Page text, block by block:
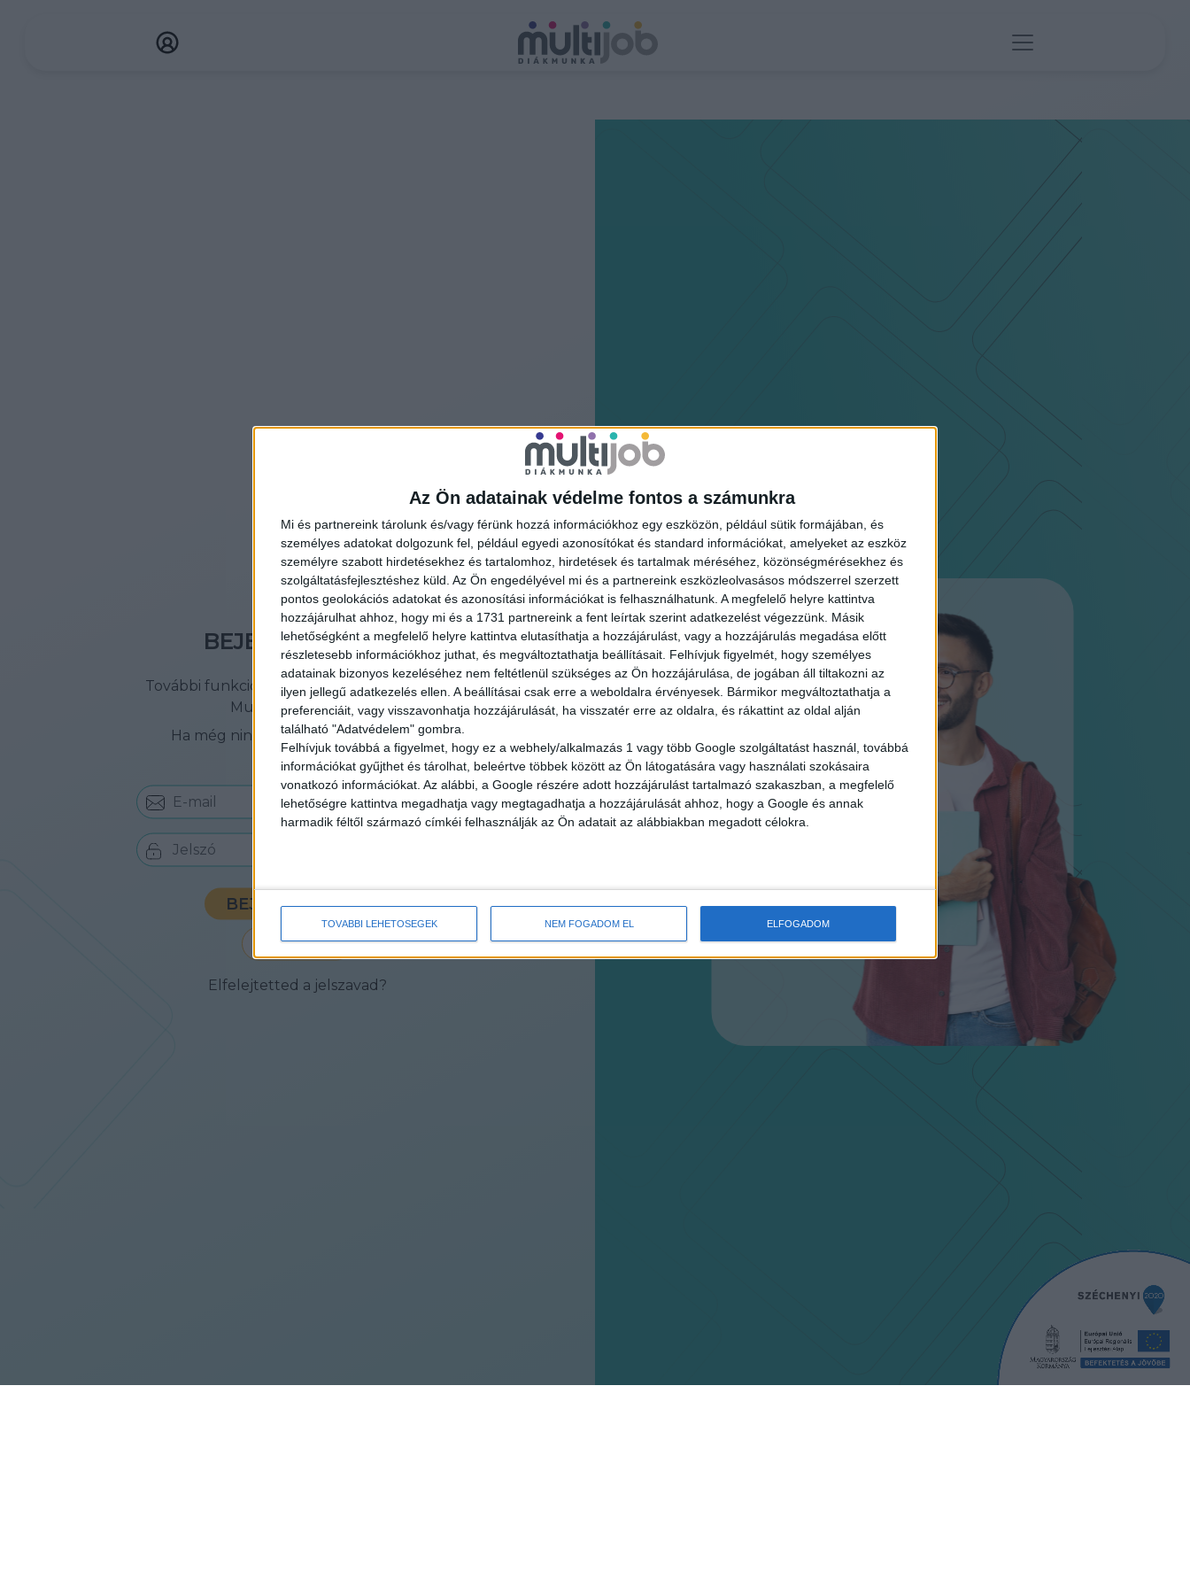
Az Ön adatainak védelme fontos a számunkra
Mi és partnereink tárolunk és/vagy férünk hozzá információkhoz egy eszközön, például sütik formájában, és
személyes adatokat dolgozunk fel, például egyedi azonosítókat és standard információkat, amelyeket az eszköz
személyre szabott hirdetésekhez és tartalomhoz, hirdetések és tartalmak méréséhez, közönségmérésekhez és
szolgáltatásfejlesztéshez küld. Az Ön engedélyével mi és a partnereink eszközleolvasásos módszerrel szerzett
pontos geolokációs adatokat és azonosítási információkat is felhasználhatunk. A megfelelő helyre kattintva
hozzájárulhat ahhoz, hogy mi és a 1731 partnereink a fent leírtak szerint adatkezelést végezzünk. Másik
lehetőségként a megfelelő helyre kattintva elutasíthatja a hozzájárulást, vagy a hozzájárulás megadása előtt
részletesebb információkhoz juthat, és megváltoztathatja beállításait. Felhívjuk figyelmét, hogy személyes
adatainak bizonyos kezeléséhez nem feltétlenül szükséges az Ön hozzájárulása, de jogában áll tiltakozni az
ilyen jellegű adatkezelés ellen. A beállításai csak erre a weboldalra érvényesek. Bármikor megváltoztathatja a
preferenciáit, vagy visszavonhatja hozzájárulását, ha visszatér erre az oldalra, és rákattint az oldal alján
található "Adatvédelem" gombra.
Felhívjuk továbbá a figyelmet, hogy ez a webhely/alkalmazás 1 vagy több Google szolgáltatást használ, továbbá
információkat gyűjthet és tárolhat, beleértve többek között az Ön látogatására vagy használati szokásaira
vonatkozó információkat. Az alábbi, a Google részére adott hozzájárulást tartalmazó szakaszban, a megfelelő
lehetőségre kattintva megadhatja vagy megtagadhatja a hozzájárulását ahhoz, hogy a Google és annak
harmadik féltől származó címkéi felhasználják az Ön adatait az alábbiakban megadott célokra.
TOVÁBBI LEHETŐSÉGEK NEM FOGADOM EL ELFOGADOM
BEJELENTKEZÉS
További funkciók eléréséhez jelentkezz be
Multi Job fiókodba!
Ha még nincs fiókod, akkoritt tudsz
létrehozni
BEJELENTKEZÉS
ÚJ FIÓK
Elfelejtetted a jelszavad?